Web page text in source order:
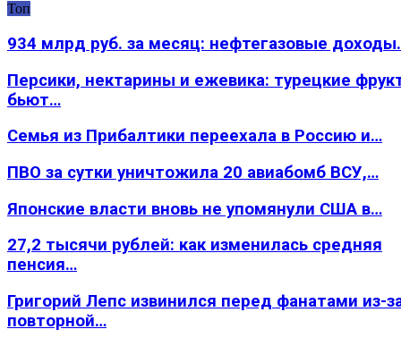
Топ
934 млрд руб. за месяц: нефтегазовые
Персики, нектарины и ежевика: турецкие
бьют…
Семья из Прибалтики переехала в Россию и…
ПВО за сутки уничтожила 20 авиабомб ВСУ,…
Японские власти вновь не упомянули США в…
27,2 тысячи рублей: как изменилась средняя
пенсия…
Григорий Лепс извинился перед фанатами из-
повторной…